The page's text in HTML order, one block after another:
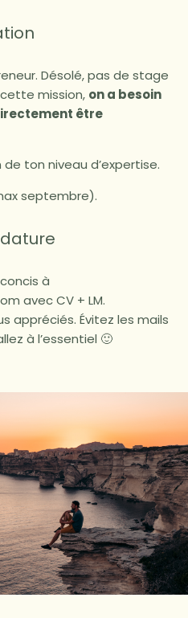
Désolé, pas de stage
mission, on a besoin
être
ton niveau d’expertise.
septembre).
à
avec CV + LM.
appréciés. Évitez les mails
à l’essentiel 🙂